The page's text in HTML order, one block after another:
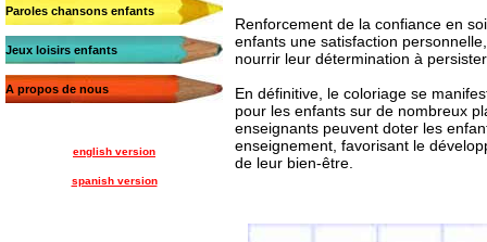
Paroles chansons enfants
Jeux loisirs enfants
A propos de nous
english version
spanish version
Renforcement de la confiance en
enfants une satisfaction
nourrir leur détermination à
En définitive, le coloriage se
pour les enfants sur de nombreux
enseignants peuvent doter les
enseignement, favorisant le
de leur bien-être.